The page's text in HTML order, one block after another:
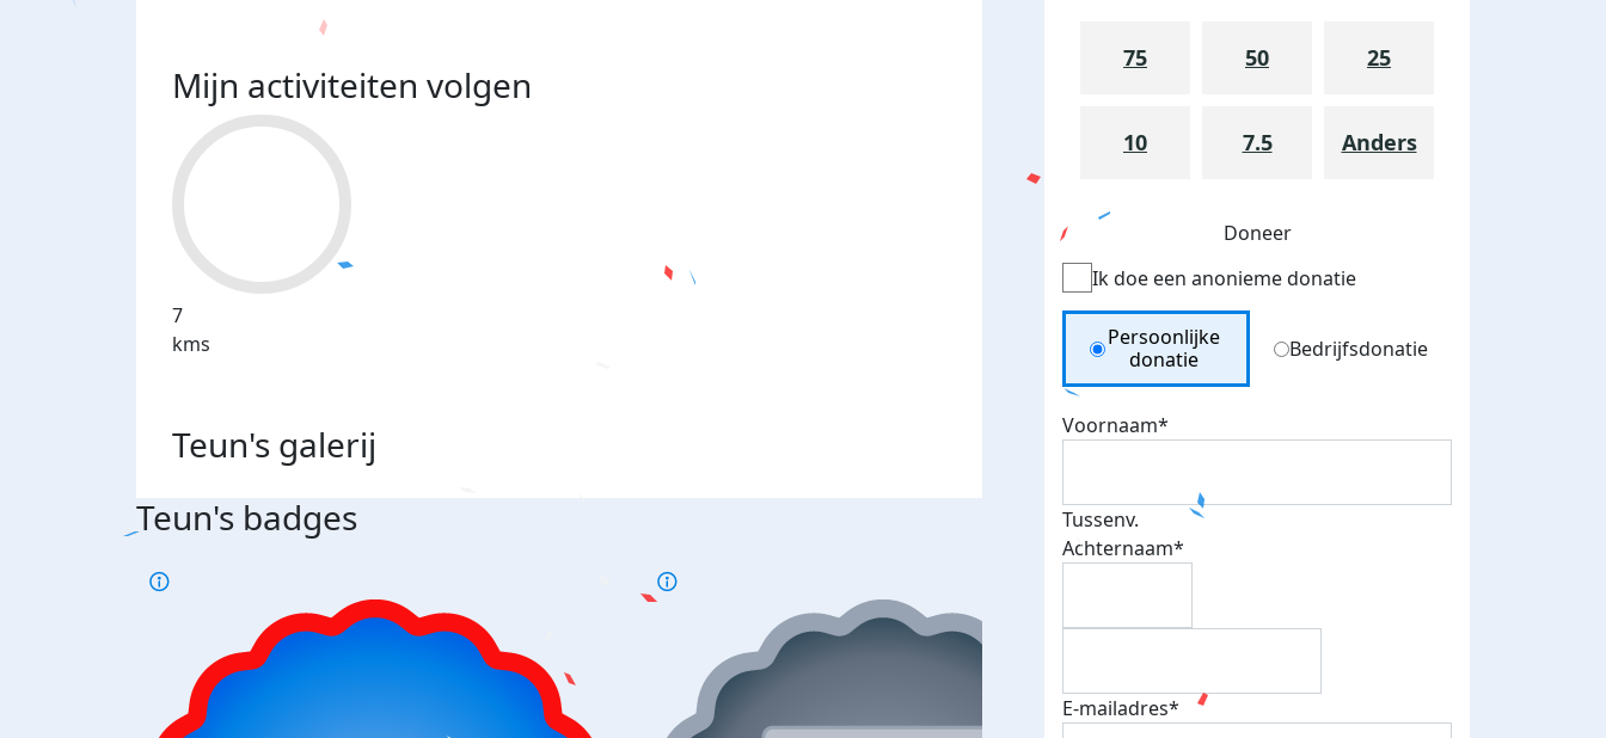
Mijn activiteiten volgen
7
kms
Teun's galerij
Teun's badges
75 50 25
10 7.5 Anders
Doneer
Ik doe een anonieme donatie
Donation Type
Persoonlijke
donatie
Bedrijfsdonatie
Voornaam*
Tussenv.
Achternaam*
E-mailadres*